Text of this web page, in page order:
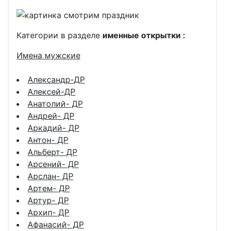
Категории в разделе именные открытки :
Имена мужские
Александр-ДР
Алексей-ДР
Анатолий- ДР
Андрей- ДР
Аркадий- ДР
Антон- ДР
Альберт- ДР
Арсений- ДР
Арслан- ДР
Артем- ДР
Артур- ДР
Архип- ДР
Афанасий- ДР